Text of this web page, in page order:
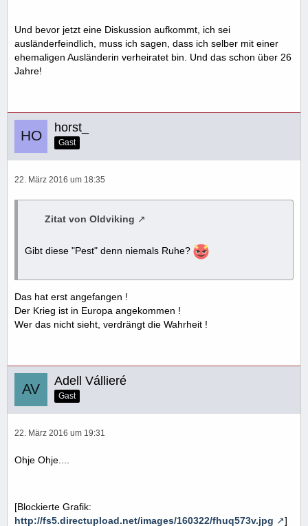
Und bevor jetzt eine Diskussion aufkommt, ich sei
ausländerfeindlich, muss ich sagen, dass ich selber mit einer
ehemaligen Ausländerin verheiratet bin. Und das schon über 26
Jahre!
horst_
Gast
22. März 2016 um 18:35
Zitat von Oldviking
Gibt diese "Pest" denn niemals Ruhe?
Das hat erst angefangen !
Der Krieg ist in Europa angekommen !
Wer das nicht sieht, verdrängt die Wahrheit !
Adell Vállieré
Gast
22. März 2016 um 19:31
Ohje Ohje....
[Blockierte Grafik:
http://fs5.directupload.net/images/160322/fhuq573v.jpg
]